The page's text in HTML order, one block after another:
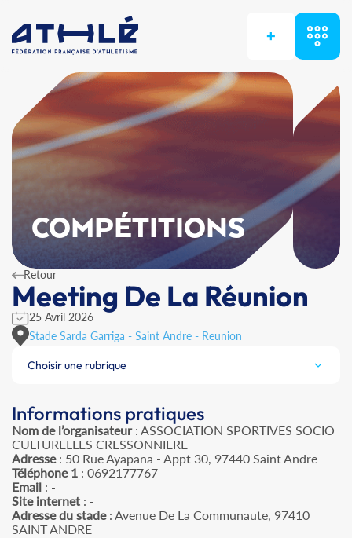
+
COMPÉTITIONS
Retour
Meeting De La Réunion
25 Avril 2026
Stade Sarda Garriga - Saint Andre - Reunion
Choisir une rubrique
Informations pratiques
Nom de l’organisateur: ASSOCIATION SPORTIVES SOCIO
CULTURELLES CRESSONNIERE
Adresse: 50 Rue Ayapana - Appt 30, 97440 Saint Andre
Téléphone 1 : 0692177767
Email : -
Site internet : -
Adresse du stade: Avenue De La Communaute, 97410
SAINT ANDRE